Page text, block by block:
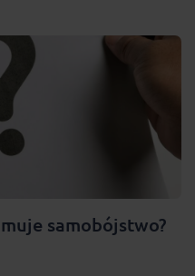
samobójstwo?